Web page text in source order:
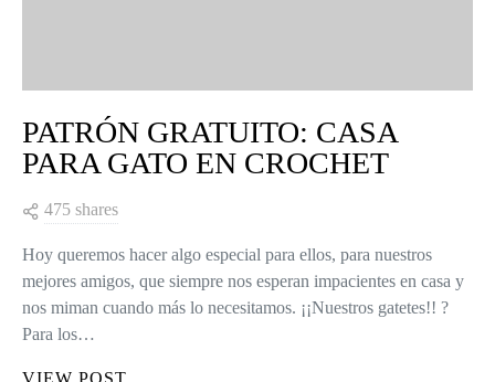
PATRÓN GRATUITO: CASA
PARA GATO EN CROCHET
475 shares
Hoy queremos hacer algo especial para ellos, para nuestros
mejores amigos, que siempre nos esperan impacientes en casa y
nos miman cuando más lo necesitamos. ¡¡Nuestros gatetes!! ?
Para los…
VIEW POST